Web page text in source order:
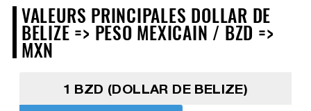
VALEURS PRINCIPALES DOLLAR DE
BELIZE => PESO MEXICAIN / BZD =>
MXN
1 BZD (DOLLAR DE BELIZE)